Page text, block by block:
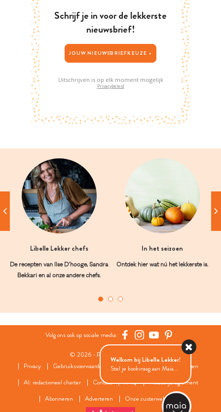
Schrijf je in voor de lekkerste
nieuwsbrief!
JOUW NIEUWSBRIEFKEUZE >
Uitschrijven is op elk moment mogelijk
Privacybeleid
Libelle Lekker chefs
De recepten van Ilse D’hooge, Sandra
Bekkari en al onze andere chefs.
In het seizoen
Ontdek hier wat nú het lekkerste is.
Volg ons ook op sociale media:
© 2026 - Roularta Media Group
Privacy
Gebruiksvoorwaarden Cookies
Cookies instellingen
AI: redactioneel charter
Contact FAQ
Wedstrijdreglement
Abonneren
Adverteren Onze zusterwebsites
Welkom bij Libelle Lekker!
Stel je kookvraag aan Maia...